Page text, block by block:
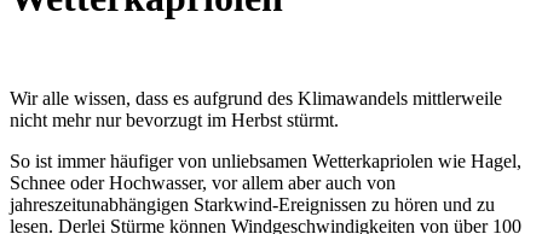
Wir alle wissen, dass es aufgrund des Klimawandels mittlerweile
nicht mehr nur bevorzugt im Herbst stürmt.
So ist immer häufiger von unliebsamen Wetterkapriolen wie Hagel,
Schnee oder Hochwasser, vor allem aber auch von
jahreszeitunabhängigen Starkwind-Ereignissen zu hören und zu
lesen. Derlei Stürme können Windgeschwindigkeiten von über 100